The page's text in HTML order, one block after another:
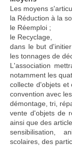
Les moyens
la Réduction à la
le Réemploi ;
le Recyclage,
dans le but
les tonnages de
L'association
notamment les
collecte d'objets et
convention avec
démontage, tri,
vente d'objets de
ainsi que des
sensibilisation,
scolaires, des